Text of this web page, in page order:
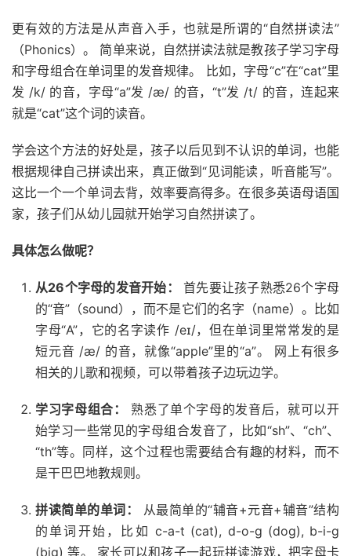
更有效的方法是从声音入手，也就是所谓的“自然拼读法”
（Phonics）。 简单来说，自然拼读法就是教孩子学习字母
和字母组合在单词里的发音规律。 比如，字母“c”在“cat”里
发 /k/ 的音，字母“a”发 /æ/ 的音，“t”发 /t/ 的音，连起来
就是“cat”这个词的读音。
学会这个方法的好处是，孩子以后见到不认识的单词，也能
根据规律自己拼读出来，真正做到“见词能读，听音能写”。
这比一个一个单词去背，效率要高得多。在很多英语母语国
家，孩子们从幼儿园就开始学习自然拼读了。
具体怎么做呢？
从26个字母的发音开始：
首先要让孩子熟悉26个字母
的“音”（sound），而不是它们的名字（name）。比如
字母“A”，它的名字读作 /eɪ/，但在单词里常常发的是
短元音 /æ/ 的音，就像“apple”里的“a”。 网上有很多
相关的儿歌和视频，可以带着孩子边玩边学。
学习字母组合：
熟悉了单个字母的发音后，就可以开
始学习一些常见的字母组合发音了，比如“sh”、“ch”、
“th”等。同样，这个过程也需要结合有趣的材料，而不
是干巴巴地教规则。
拼读简单的单词：
从最简单的“辅音+元音+辅音”结构
的单词开始，比如 c-a-t (cat), d-o-g (dog), b-i-g
(big) 等。 家长可以和孩子一起玩拼读游戏，把字母卡